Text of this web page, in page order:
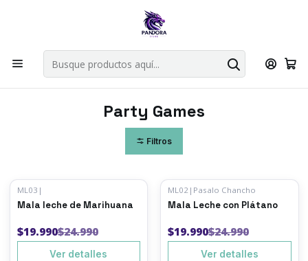
Por compras en cartas singles superiores a 49.990 el envio es
Explorar singles
Inicio Juegos de mesa Party Games
Party Games
Filtros
-20% OFF
Agotado
ML03 |
Mala leche de Marihuana
$19.990$24.990
Ver detalles
-20%OFF
Agotado
ML02 | Pasalo Chancho
Mala Leche con Plátano
$19.990$24.990
Ver detalles